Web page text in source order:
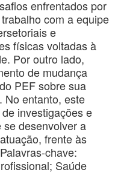
enfrentados por
com a equipe
e
físicas voltadas à
Por outro lado,
de mudança
PEF sobre sua
No entanto, este
investigações e
desenvolver a
frente às
chave:
Saúde